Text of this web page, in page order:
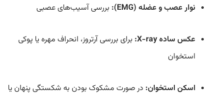
نوار عصب و عضله (EMG): بررسی آسیب‌های عصبی
عکس ساده X-ray:
برای بررسی آرتروز، انحراف مهره یا پوکی
استخوان
اسکن استخوان: در صورت مشکوک بودن به شکستگی پنهان یا